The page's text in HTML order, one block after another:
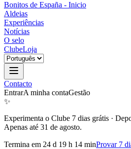
Bonitos de España - Inicio
Aldeias
Experiências
Notícias
O selo
ClubeLoja
Contacto
EntrarA minha contaGestão
✨
Experimenta o Clube 7 dias grátis ·
Apenas até 31 de agosto.
Termina em 24 d 19 h 14 minProvar 7